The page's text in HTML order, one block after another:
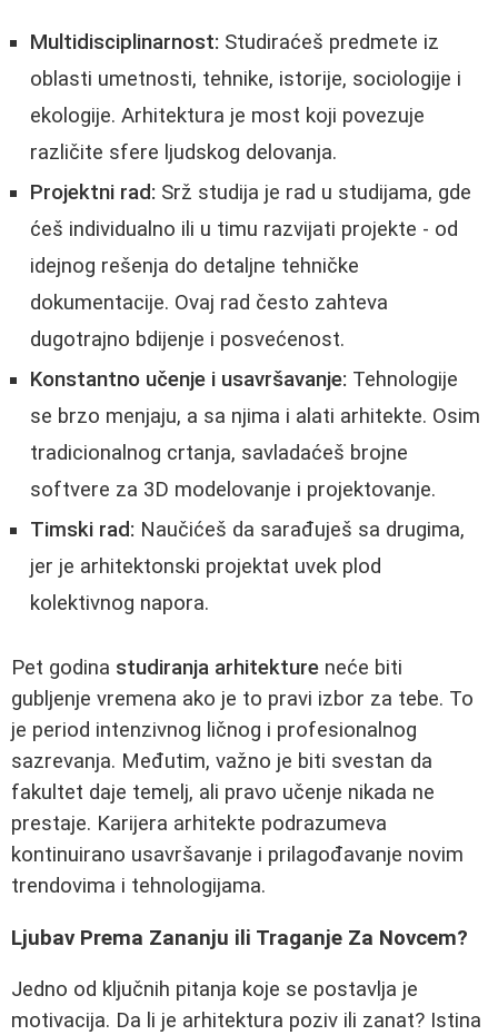
Multidisciplinarnost: Studiraćeš predmete iz
oblasti umetnosti, tehnike, istorije, sociologije i
ekologije. Arhitektura je most koji povezuje
različite sfere ljudskog delovanja.
Projektni rad: Srž studija je rad u studijama, gde
ćeš individualno ili u timu razvijati projekte - od
idejnog rešenja do detaljne tehničke
dokumentacije. Ovaj rad često zahteva
dugotrajno bdijenje i posvećenost.
Konstantno učenje i usavršavanje: Tehnologije
se brzo menjaju, a sa njima i alati arhitekte. Osim
tradicionalnog crtanja, savladaćeš brojne
softvere za 3D modelovanje i projektovanje.
Timski rad: Naučićeš da sarađuješ sa drugima,
jer je arhitektonski projektat uvek plod
kolektivnog napora.
Pet godina studiranja arhitekture neće biti
gubljenje vremena ako je to pravi izbor za tebe. To
je period intenzivnog ličnog i profesionalnog
sazrevanja. Međutim, važno je biti svestan da
fakultet daje temelj, ali pravo učenje nikada ne
prestaje. Karijera arhitekte podrazumeva
kontinuirano usavršavanje i prilagođavanje novim
trendovima i tehnologijama.
Ljubav Prema Zananju ili Traganje Za Novcem?
Jedno od ključnih pitanja koje se postavlja je
motivacija. Da li je arhitektura poziv ili zanat? Istina